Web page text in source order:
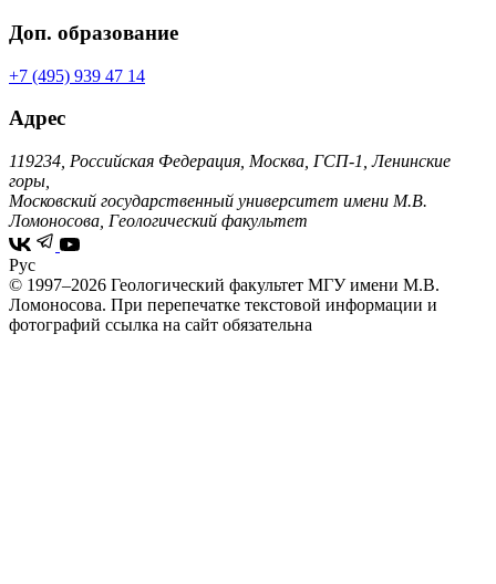
Доп. образование
+7 (495) 939 47 14
Адрес
119234, Российская Федерация, Москва, ГСП-1, Ленинские
горы,
Московский государственный университет имени М.В.
Ломоносова, Геологический факультет
Рус
© 1997–2026 Геологический факультет МГУ имени М.В.
Ломоносова. При перепечатке текстовой информации и
фотографий ссылка на сайт обязательна